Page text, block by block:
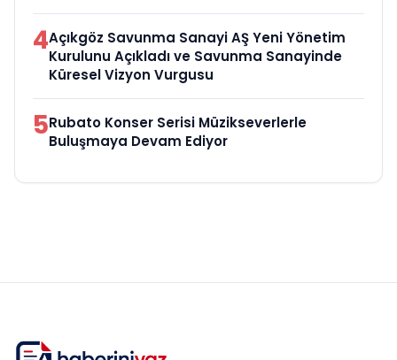
4Açıkgöz Savunma Sanayi AŞ Yeni Yönetim
Kurulunu Açıkladı ve Savunma Sanayinde
Küresel Vizyon Vurgusu
5Rubato Konser Serisi Müzikseverlerle
Buluşmaya Devam Ediyor